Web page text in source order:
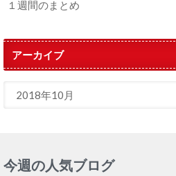
１週間のまとめ
アーカイブ
今週の人気ブログ